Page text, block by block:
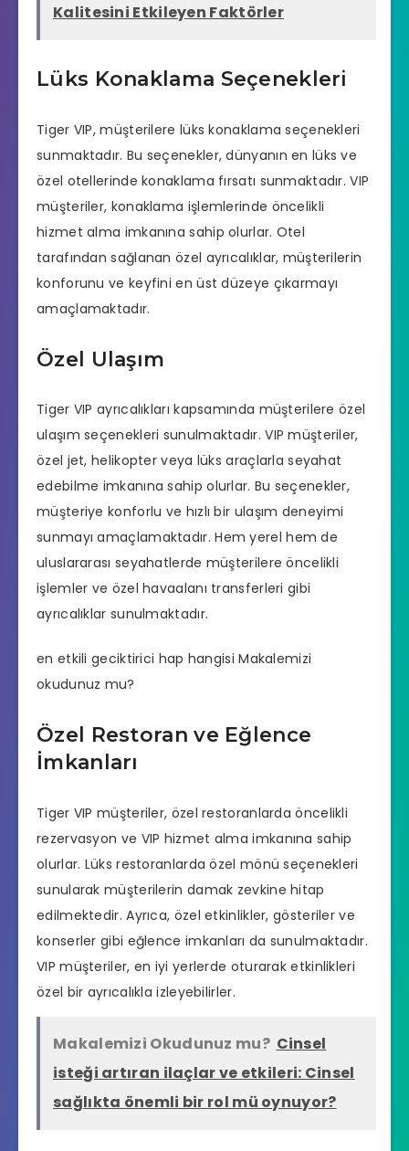
Kalitesini Etkileyen Faktörler
Lüks Konaklama Seçenekleri
Tiger VIP, müşterilere lüks konaklama seçenekleri
sunmaktadır. Bu seçenekler, dünyanın en lüks ve
özel otellerinde konaklama fırsatı sunmaktadır. VIP
müşteriler, konaklama işlemlerinde öncelikli
hizmet alma imkanına sahip olurlar. Otel
tarafından sağlanan özel ayrıcalıklar, müşterilerin
konforunu ve keyfini en üst düzeye çıkarmayı
amaçlamaktadır.
Özel Ulaşım
Tiger VIP ayrıcalıkları kapsamında müşterilere özel
ulaşım seçenekleri sunulmaktadır. VIP müşteriler,
özel jet, helikopter veya lüks araçlarla seyahat
edebilme imkanına sahip olurlar. Bu seçenekler,
müşteriye konforlu ve hızlı bir ulaşım deneyimi
sunmayı amaçlamaktadır. Hem yerel hem de
uluslararası seyahatlerde müşterilere öncelikli
işlemler ve özel havaalanı transferleri gibi
ayrıcalıklar sunulmaktadır.
en etkili geciktirici hap hangisi Makalemizi
okudunuz mu?
Özel Restoran ve Eğlence
İmkanları
Tiger VIP müşteriler, özel restoranlarda öncelikli
rezervasyon ve VIP hizmet alma imkanına sahip
olurlar. Lüks restoranlarda özel mönü seçenekleri
sunularak müşterilerin damak zevkine hitap
edilmektedir. Ayrıca, özel etkinlikler, gösteriler ve
konserler gibi eğlence imkanları da sunulmaktadır.
VIP müşteriler, en iyi yerlerde oturarak etkinlikleri
özel bir ayrıcalıkla izleyebilirler.
Makalemizi Okudunuz mu? Cinsel
isteği artıran ilaçlar ve etkileri: Cinsel
sağlıkta önemli bir rol mü oynuyor?